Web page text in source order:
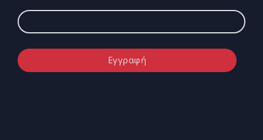
Εγγραφή